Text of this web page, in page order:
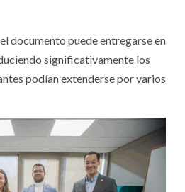
documento puede entregarse en
significativamente los
podían extenderse por varios